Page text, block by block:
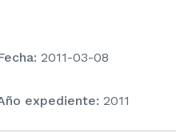
Fecha: 2011-03-08
Año expediente: 2011